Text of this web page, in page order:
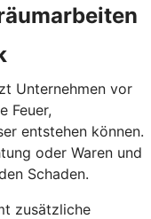
Unternehmen vor
Feuer,
entstehen können.
oder Waren und
Schaden.
zusätzliche